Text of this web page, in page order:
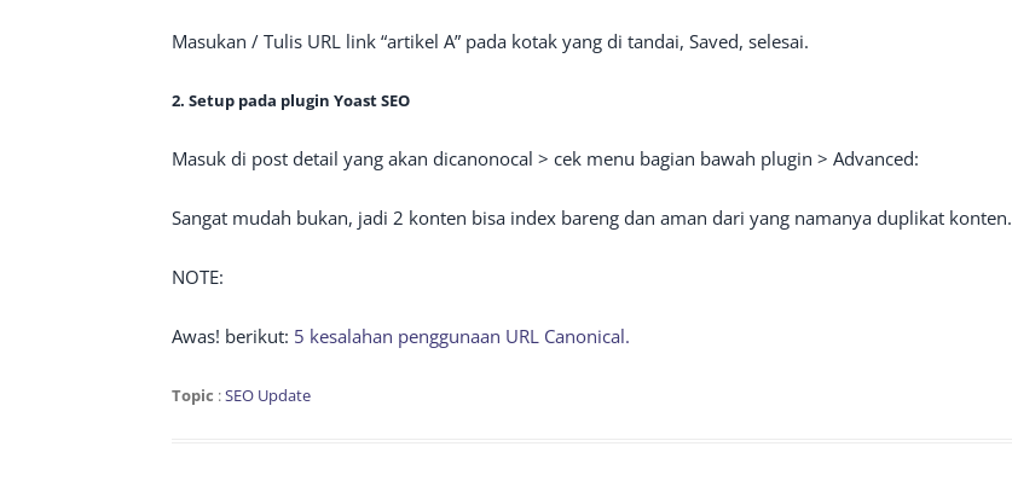
Masukan / Tulis URL link “artikel A” pada kotak yang di tandai, Saved, selesai.
2. Setup pada plugin Yoast SEO
Masuk di post detail yang akan dicanonocal > cek menu bagian bawah plugin > Advanced:
Sangat mudah bukan, jadi 2 konten bisa index bareng dan aman dari yang namanya duplikat konten.
NOTE:
Awas! berikut: 5 kesalahan penggunaan URL Canonical.
Topic :SEO Update